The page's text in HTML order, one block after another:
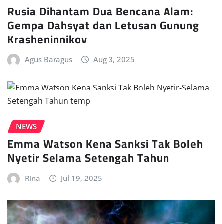
Rusia Dihantam Dua Bencana Alam:
Gempa Dahsyat dan Letusan Gunung
Krasheninnikov
Agus Baragus Aug 3, 2025
NEWS
Emma Watson Kena Sanksi Tak Boleh
Nyetir Selama Setengah Tahun
Rina Jul 19, 2025